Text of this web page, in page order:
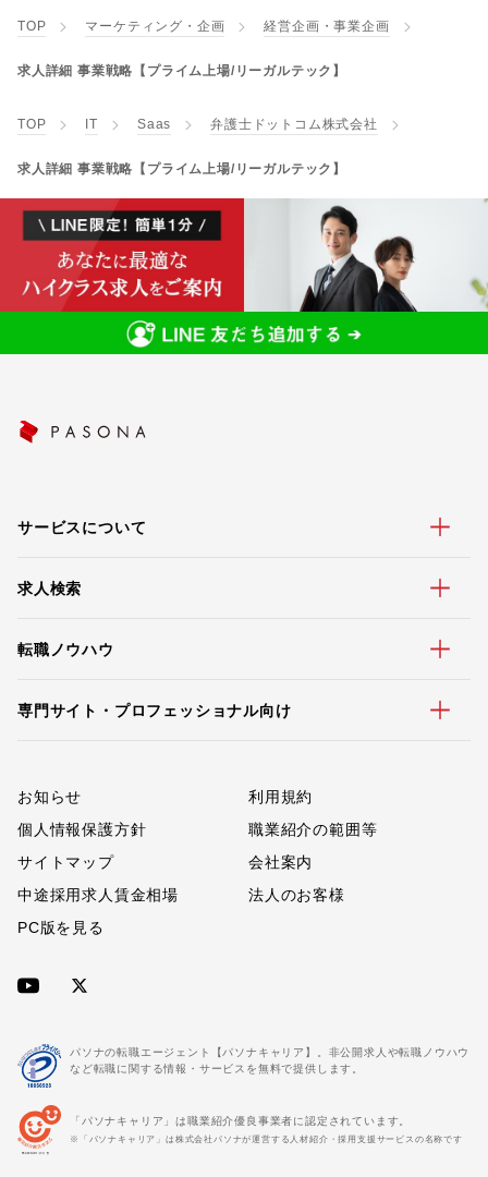
TOP マーケティング・企画 経営企画・事業企画
求人詳細 事業戦略【プライム上場/リーガルテック】
TOP IT Saas 弁護士ドットコム株式会社
求人詳細 事業戦略【プライム上場/リーガルテック】
サービスについて
求人検索
転職ノウハウ
専門サイト・プロフェッショナル向け
お知らせ
利用規約
個人情報保護方針
職業紹介の範囲等
サイトマップ
会社案内
中途採用求人賃金相場
法人のお客様
PC版を見る
パソナの転職エージェント【パソナキャリア】。非公開求人や転職ノウハウ
など転職に関する情報・サービスを無料で提供します。
「パソナキャリア」は職業紹介優良事業者に認定されています。
※「パソナキャリア」は株式会社パソナが運営する人材紹介・採用支援サービスの名称です